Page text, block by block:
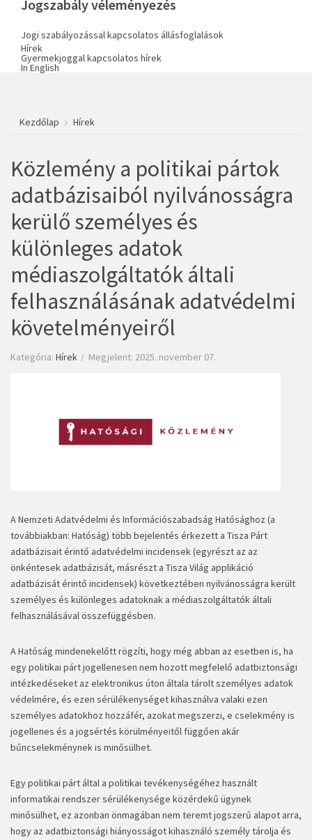
Jogszabály véleményezés
Jogi szabályozással kapcsolatos állásfoglalások
Hírek
Gyermekjoggal kapcsolatos hírek
In English
Kezdőlap Hírek
Közlemény a politikai pártok
adatbázisaiból nyilvánosságra
kerülő személyes és
különleges adatok
médiaszolgáltatók általi
felhasználásának adatvédelmi
követelményeiről
Kategória: Hírek Megjelent: 2025. november 07.
A Nemzeti Adatvédelmi és Információszabadság Hatósághoz (a
továbbiakban: Hatóság) több bejelentés érkezett a Tisza Párt
adatbázisait érintő adatvédelmi incidensek (egyrészt az az
önkéntesek adatbázisát, másrészt a Tisza Világ applikáció
adatbázisát érintő incidensek) következtében nyilvánosságra került
személyes és különleges adatoknak a médiaszolgáltatók általi
felhasználásával összefüggésben.
A Hatóság mindenekelőtt rögzíti, hogy még abban az esetben is, ha
egy politikai párt jogellenesen nem hozott megfelelő adatbiztonsági
intézkedéseket az elektronikus úton általa tárolt személyes adatok
védelmére, és ezen sérülékenységet kihasználva valaki ezen
személyes adatokhoz hozzáfér, azokat megszerzi, e cselekmény is
jogellenes és a jogsértés körülményeitől függően akár
bűncselekménynek is minősülhet.
Egy politikai párt által a politikai tevékenységéhez használt
informatikai rendszer sérülékenysége közérdekű ügynek
minősülhet, ez azonban önmagában nem teremt jogszerű alapot arra,
hogy az adatbiztonsági hiányosságot kihasználó személy tárolja és